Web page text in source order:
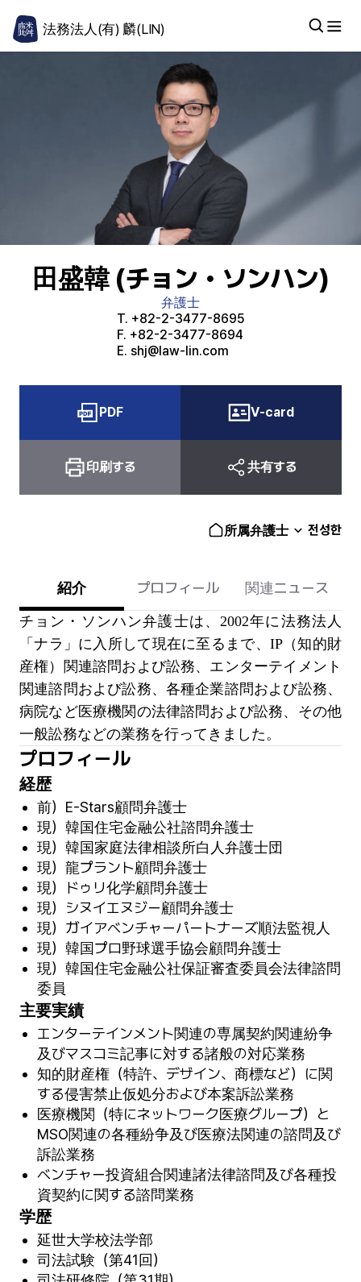
法務法人(有) 麟(LIN)
田盛韓 (チョン・ソンハン)
弁護士
T. +82-2-3477-8695
F. +82-2-3477-8694
E. shj@law-lin.com
PDF V-card
印刷する 共有する
所属弁護士 전성한
紹介 プロフィール 関連ニュース
チョン・ソンハン弁護士は、2002年に法務法人
「ナラ」に入所して現在に至るまで、IP（知的財
産権）関連諮問および訟務、エンターテイメント
関連諮問および訟務、各種企業諮問および訟務、
病院など医療機関の法律諮問および訟務、その他
一般訟務などの業務を行ってきました。
プロフィール
経歴
前）E-Stars顧問弁護士
現）韓国住宅金融公社諮問弁護士
現）韓国家庭法律相談所白人弁護士団
現）龍プラント顧問弁護士
現）ドゥリ化学顧問弁護士
現）シヌイエヌジー顧問弁護士
現）ガイアベンチャーパートナーズ順法監視人
現）韓国プロ野球選手協会顧問弁護士
現）韓国住宅金融公社保証審査委員会法律諮問
委員
主要実績
エンターテインメント関連の専属契約関連紛争
及びマスコミ記事に対する諸般の対応業務
知的財産権（特許、デザイン、商標など）に関
する侵害禁止仮処分および本案訴訟業務
医療機関（特にネットワーク医療グループ）と
MSO関連の各種紛争及び医療法関連の諮問及び
訴訟業務
ベンチャー投資組合関連諸法律諮問及び各種投
資契約に関する諮問業務
学歴
延世大学校法学部
司法試験（第41回）